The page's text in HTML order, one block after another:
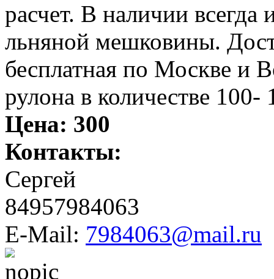
расчет. В наличии всегда
льняной мешковины.
бесплатная по Москве и
рулона в количестве 100-
Цена: 300
Контакты:
Сергей
84957984063
E-Mail: 7984063@mail.ru